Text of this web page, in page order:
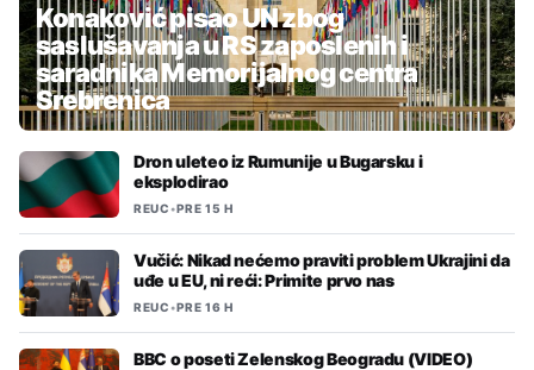
Konaković pisao UN zbog
saslušavanja u RS zaposlenih i
saradnika Memorijalnog centra
Srebrenica
Dron uleteo iz Rumunije u Bugarsku i
eksplodirao
REUC•PRE 15 H
Vučić: Nikad nećemo praviti problem Ukrajini da
uđe u EU, ni reći: Primite prvo nas
REUC•PRE 16 H
BBC o poseti Zelenskog Beogradu (VIDEO)